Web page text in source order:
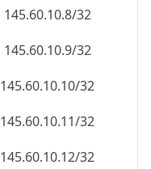
145.60.10.8/32
145.60.10.9/32
145.60.10.10/32
145.60.10.11/32
145.60.10.12/32